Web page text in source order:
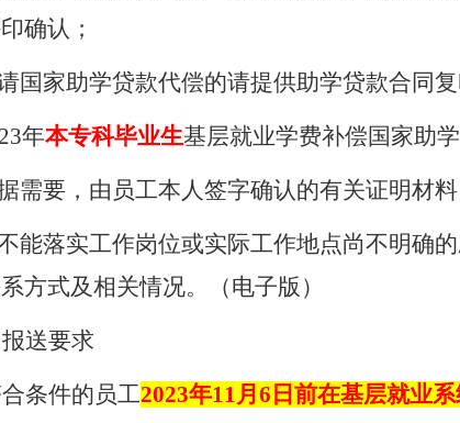
确认；
国家助学贷款代偿的请提供助学贷款合同复
年本专科毕业生基层就业学费补偿国家助
需要，由员工本人签字确认的有关证明材
能落实工作岗位或实际工作地点尚不明确
方式及相关情况。（电子版）
送要求
条件的员工2023年11月 6 日前在基层就业